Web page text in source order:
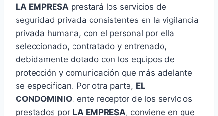
LA EMPRESA prestará los servicios de
seguridad privada consistentes en la vigilancia
privada humana, con el personal por ella
seleccionado, contratado y entrenado,
debidamente dotado con los equipos de
protección y comunicación que más adelante
se especifican. Por otra parte, EL
CONDOMINIO, ente receptor de los servicios
prestados por LA EMPRESA, conviene en que